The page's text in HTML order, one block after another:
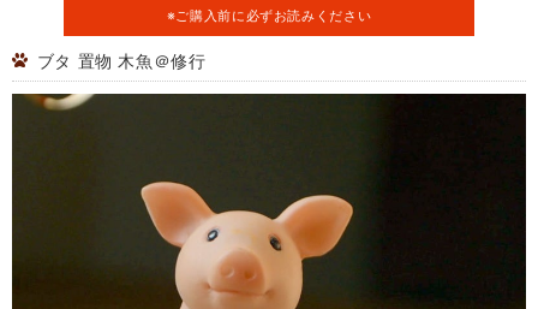
※ご購入前に必ずお読みください
ブタ 置物 木魚＠修行